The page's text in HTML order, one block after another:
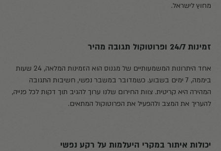
מחוץ לישראל.
זמינות 24/7 ופרוטוקול תגובה מהיר
אחד היתרונות המשמעותיים של מגנוס הוא הזמינות המלאה, 24 שעות
ביממה, 7 ימים בשבוע. כשמדובר במשבר נפשי, חשיבות התגובה
המהירה היא קריטית. צוות החירום שלנו ערוך להגיב תוך דקות לכל פנייה,
להעריך את המצב ולהפעיל את הפרוטוקול המתאים.
יכולות איתור במקרי היעלמות על רקע נפשי